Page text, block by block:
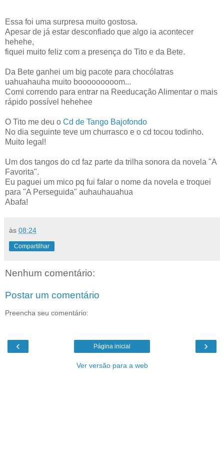
Essa foi uma surpresa muito gostosa.
Apesar de já estar desconfiado que algo ia acontecer
hehehe,
fiquei muito feliz com a presença do Tito e da Bete.
Da Bete ganhei um big pacote para chocólatras
uahuahauha muito booooooooom...
Comi correndo para entrar na Reeducação Alimentar o mais
rápido possível hehehee
O Tito me deu o Cd de Tango Bajofondo
No dia seguinte teve um churrasco e o cd tocou todinho.
Muito legal!
Um dos tangos do cd faz parte da trilha sonora da novela "A
Favorita".
Eu paguei um mico pq fui falar o nome da novela e troquei
para "A Perseguida" auhauhauahua
Abafa!
às 08:24
Compartilhar
Nenhum comentário:
Postar um comentário
Preencha seu comentário:
‹ ›
Página inicial
Ver versão para a web